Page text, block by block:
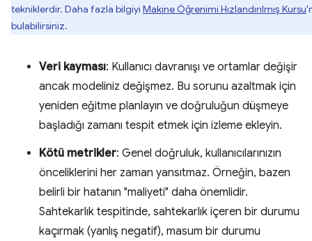
tekniklerdir. Daha fazla bilgiyi Makine Öğrenimi Hızlandırılmış Kursu
bulabilirsiniz.
Veri kayması: Kullanıcı davranışı ve ortamlar değişir
ancak modeliniz değişmez. Bu sorunu azaltmak için
yeniden eğitme planlayın ve doğruluğun düşmeye
başladığı zamanı tespit etmek için izleme ekleyin.
Kötü metrikler: Genel doğruluk, kullanıcılarınızın
önceliklerini her zaman yansıtmaz. Örneğin, bazen
belirli bir hatanın "maliyeti" daha önemlidir.
Sahtekarlık tespitinde, sahtekarlık içeren bir durumu
kaçırmak (yanlış negatif), masum bir durumu